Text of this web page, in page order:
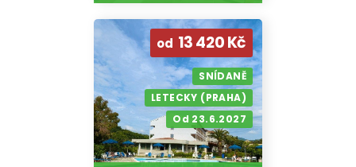
od 13 420 Kč
SNÍDANĚ
LETECKY (PRAHA)
Od 23.6.2027